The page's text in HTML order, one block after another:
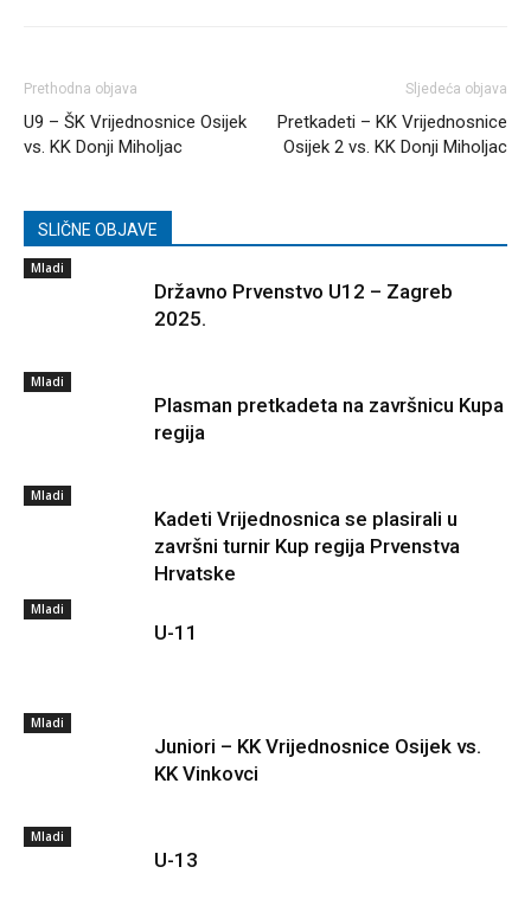
Prethodna objava
U9 – ŠK Vrijednosnice Osijek
vs. KK Donji Miholjac
Sljedeća objava
Pretkadeti – KK Vrijednosnice
Osijek 2 vs. KK Donji Miholjac
SLIČNE OBJAVE
Mladi
Državno Prvenstvo U12 – Zagreb
2025.
Mladi
Plasman pretkadeta na završnicu Kupa
regija
Mladi
Kadeti Vrijednosnica se plasirali u
završni turnir Kup regija Prvenstva
Hrvatske
Mladi
U-11
Mladi
Juniori – KK Vrijednosnice Osijek vs.
KK Vinkovci
Mladi
U-13